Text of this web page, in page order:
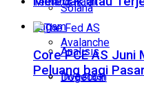
Ragam
Analisis
Investasi
Solana
Avalanche
Dogecoin
Core PCE AS Juni
Peluang bagi